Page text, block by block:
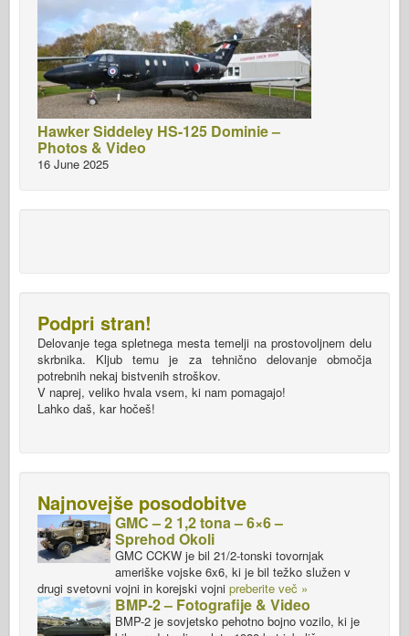
Hawker Siddeley HS-125 Dominie –
Photos & Video
16 June 2025
Podpri stran!
Delovanje tega spletnega mesta temelji na prostovoljnem delu
skrbnika. Kljub temu je za tehnično delovanje območja
potrebnih nekaj bistvenih stroškov.
V naprej, veliko hvala vsem, ki nam pomagajo!
Lahko daš, kar hočeš!
Najnovejše posodobitve
GMC – 2 1,2 tona – 6×6 –
Sprehod Okoli
GMC CCKW je bil 21/2-tonski tovornjak
ameriške vojske 6x6, ki je bil težko služen v
drugi svetovni vojni in korejski vojni preberite več »
BMP-2 – Fotografije & Video
BMP-2 je sovjetsko pehotno bojno vozilo, ki je